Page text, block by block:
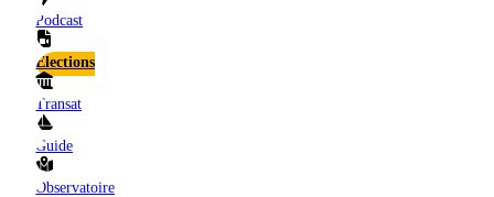
Podcast
Elections
Transat
Guide
Observatoire